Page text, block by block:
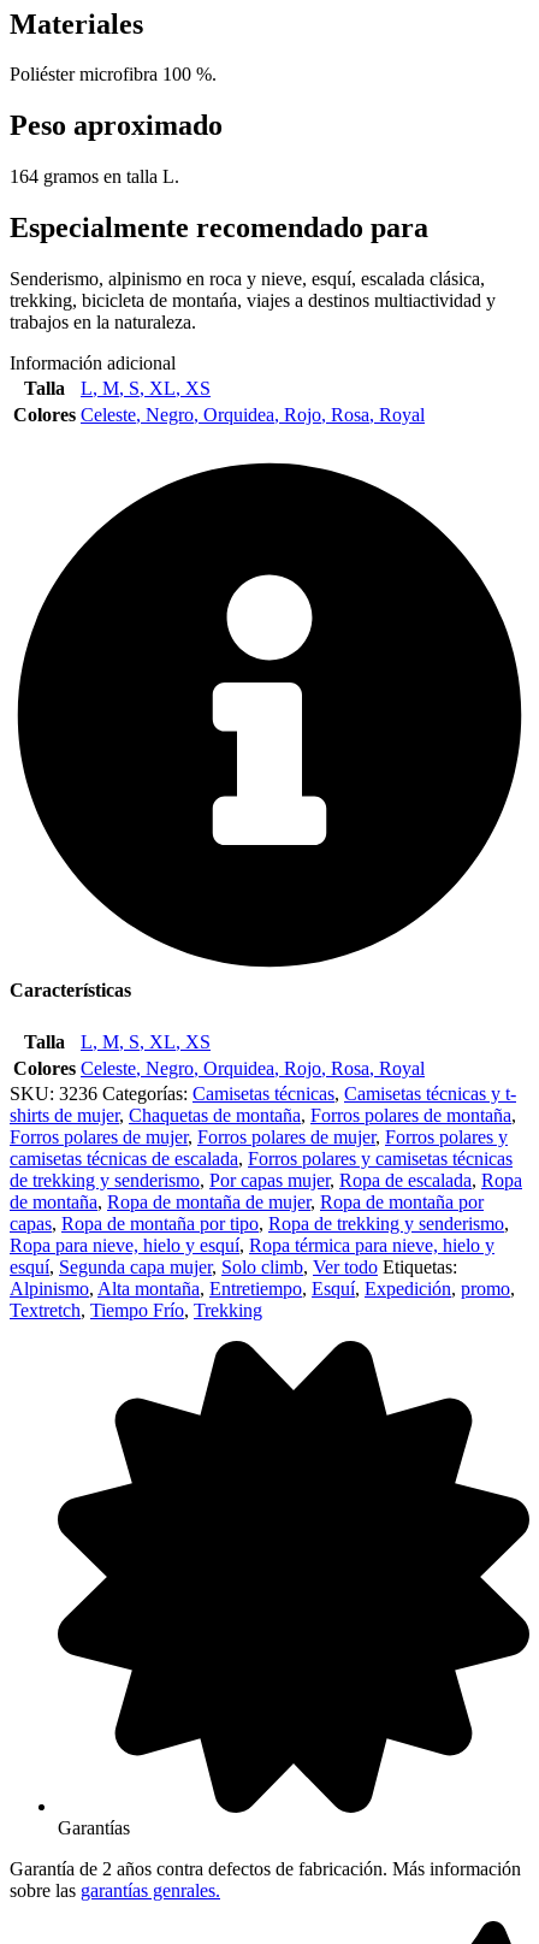
Materiales
Poliéster microfibra 100 %.
Peso aproximado
164 gramos en talla L.
Especialmente recomendado para
Senderismo, alpinismo en roca y nieve, esquí, escalada clásica,
trekking, bicicleta de montańa, viajes a destinos multiactividad y
trabajos en la naturaleza.
Información adicional
Talla
L, M, S, XL, XS
Colores Celeste, Negro, Orquidea, Rojo, Rosa, Royal
Características
Talla L, M, S, XL, XS
Colores Celeste, Negro, Orquidea, Rojo, Rosa, Royal
SKU: 3236 Categorías: Camisetas técnicas, Camisetas técnicas y t-
shirts de mujer, Chaquetas de montaña, Forros polares de montaña,
Forros polares de mujer, Forros polares de mujer, Forros polares y
camisetas técnicas de escalada, Forros polares y camisetas técnicas
de trekking y senderismo, Por capas mujer, Ropa de escalada, Ropa
de montaña, Ropa de montaña de mujer, Ropa de montaña por
capas, Ropa de montaña por tipo, Ropa de trekking y senderismo,
Ropa para nieve, hielo y esquí, Ropa térmica para nieve, hielo y
esquí, Segunda capa mujer, Solo climb, Ver todo Etiquetas:
Alpinismo, Alta montaña, Entretiempo, Esquí, Expedición, promo,
Textretch, Tiempo Frío, Trekking
Garantías
Garantía de 2 años contra defectos de fabricación. Más información
sobre las garantías genrales.